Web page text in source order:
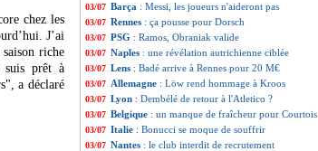
chez les
J’ai
riche
suis prêt à
a déclaré
03/07 Barça : Messi, les joueurs n'aideront pas
03/07 Rennes : ça pousse pour Dorsch
03/07 PSG : Ramos, Obraniak valide
03/07 Naples : une révélation autrichienne ciblée
03/07 Lens : Badé arrive à Rennes pour 20 M€
03/07 Allemagne : Löw rend hommage à Kroos
03/07 Lyon : Dembélé de retour à l'Atletico ?
03/07 Belgique : un manque de fraîcheur pour Courtois
03/07 Italie : Bonucci se moque de souffrir
03/07 Nantes : le club interdit de recrutement